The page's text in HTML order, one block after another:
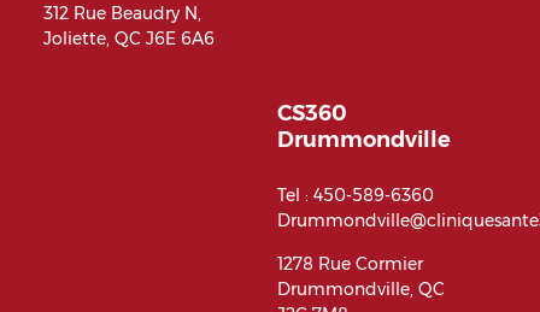
312 Rue Beaudry N,
Joliette, QC J6E 6A6
CS360
Drummondville
Tel :450-589-6360
1278 Rue Cormier
Drummondville, QC